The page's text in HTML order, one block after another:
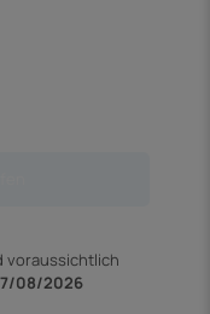
voraussichtlich
08/2026